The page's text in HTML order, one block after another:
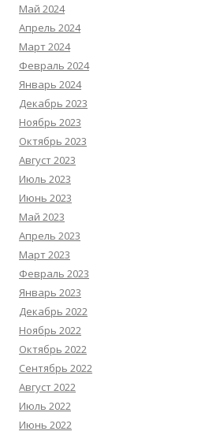
Май 2024
Апрель 2024
Март 2024
Февраль 2024
Январь 2024
Декабрь 2023
Ноябрь 2023
Октябрь 2023
Август 2023
Июль 2023
Июнь 2023
Май 2023
Апрель 2023
Март 2023
Февраль 2023
Январь 2023
Декабрь 2022
Ноябрь 2022
Октябрь 2022
Сентябрь 2022
Август 2022
Июль 2022
Июнь 2022